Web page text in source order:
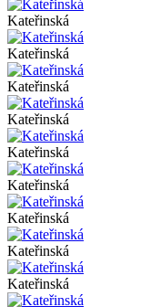
Kateřinská
Kateřinská
Kateřinská
Kateřinská
Kateřinská
Kateřinská
Kateřinská
Kateřinská
Kateřinská